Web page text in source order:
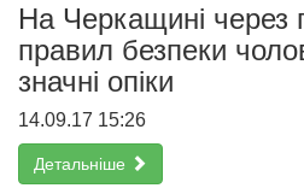
На Черкащині через
правил безпеки
значні опіки
14.09.17 15:26
Детальніше